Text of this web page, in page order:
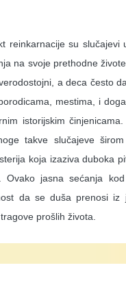
reinkarnacije su slučajevi
na svoje prethodne
a deca često
mestima, i
istorijskim
takve slučajeve
koja izaziva duboka
Ovako jasna sećanja
da se duša prenosi iz
prošlih života.